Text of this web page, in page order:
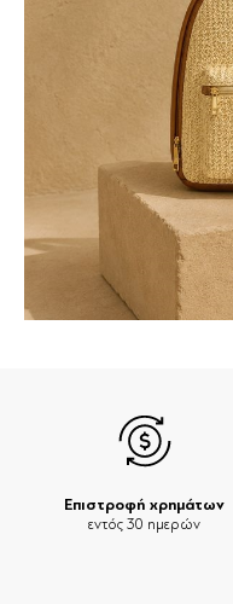
Επιστροφή χρημάτων
εντός 30 ημερών